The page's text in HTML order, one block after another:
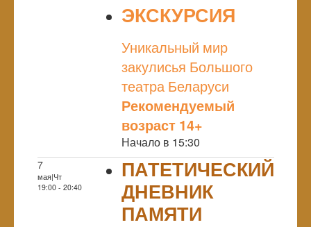
ЭКСКУРСИЯ
Уникальный мир
закулисья Большого
театра Беларуси
Рекомендуемый
возраст 14+
Начало в 15:30
7
мая|Чт
19:00 - 20:40
ПАТЕТИЧЕСКИЙ
ДНЕВНИК
ПАМЯТИ